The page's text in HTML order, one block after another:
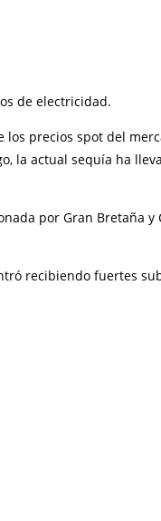
de electricidad.
precios spot del
la actual sequía ha
por Gran Bretaña y
recibiendo fuertes